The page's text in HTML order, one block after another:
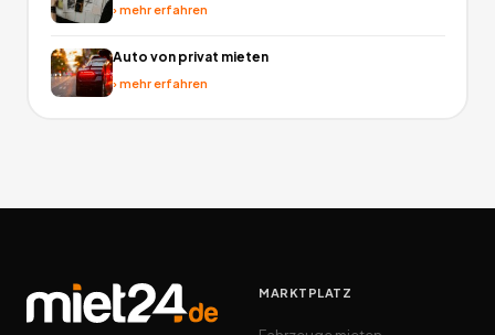
›mehr erfahren
Auto von privat mieten
›mehr erfahren
MARKTPLATZ